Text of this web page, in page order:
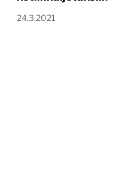
24.3.2021